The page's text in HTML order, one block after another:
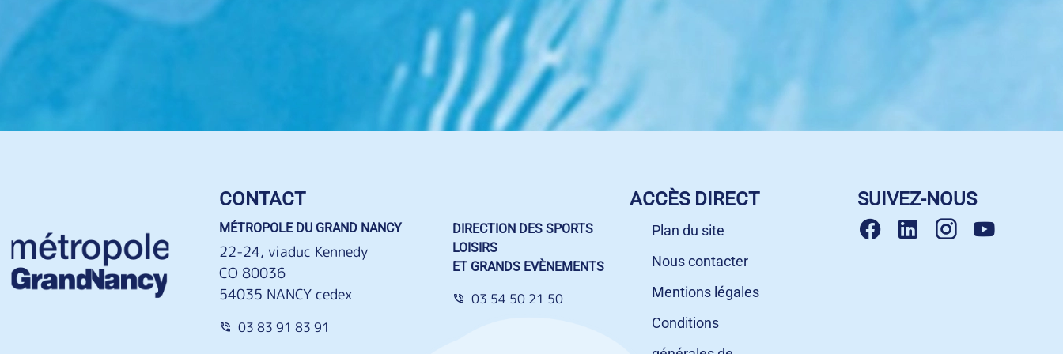
CONTACT
MÉTROPOLE DU GRAND NANCY
22-24, viaduc Kennedy
CO 80036
54035 NANCY cedex
03 83 91 83 91
DIRECTION DES SPORTS
LOISIRS
ET GRANDS EVÈNEMENTS
03 54 50 21 50
ACCÈS DIRECT
Plan du site
Nous contacter
Mentions légales
Conditions
SUIVEZ-NOUS